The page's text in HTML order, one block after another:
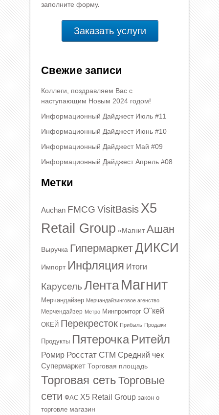
заполните форму.
Заказать услуги
Свежие записи
Коллеги, поздравляем Вас с
наступающим Новым 2024 годом!
Информационный Дайджест Июль #11
Информационный Дайджест Июнь #10
Информационный Дайджест Май #09
Информационный Дайджест Апрель #08
Метки
Auchan FMCG VisitBasis X5
Retail Group «Магнит Ашан
Выручка ГипермаркетДИКСИ
Импорт Инфляция Итоги
Карусель Лента Магнит
Мерчандайзер Мерчандайзинговое агенство
Мерчендайзер Метро Минпромторг О"кей
ОКЕЙ Перекресток Прибыль Продажи
Продукты Пятерочка Ритейл
Ромир Росстат СТМ Средний чек
Супермаркет Торговая площадь
Торговая сеть Торговые
сети ФАС Х5 Retail Group закон о
торговле магазин